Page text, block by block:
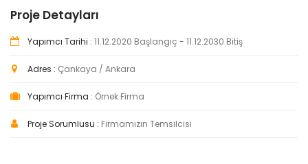
Proje Detayları
Yapımcı Tarihi : 11.12.2020 Başlangıç - 11.12.2030 Bitiş
Adres : Çankaya / Ankara
Yapımcı Firma : Örnek Firma
Proje Sorumlusu : Firmamızın Temsilcisi